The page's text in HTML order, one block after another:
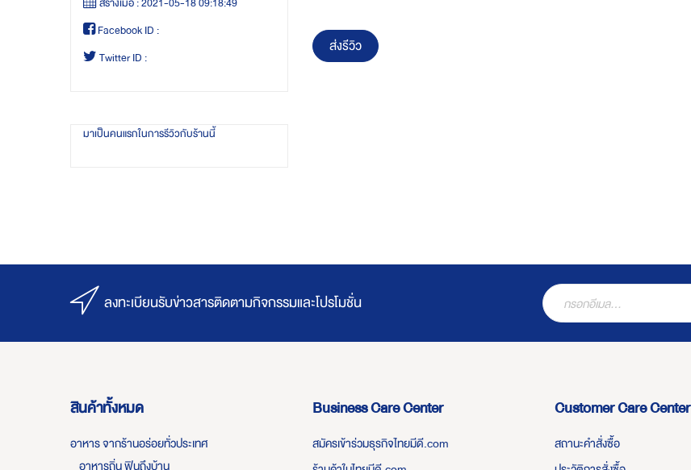
Facebook ID :
Twitter ID :
มาเป็นคนแรกในการรีวิวกับร้านนี้
ส่งรีวิว
ลงทะเบียนรับข่าวสารติดตามกิจกรรมและโปรโมชั่น
สินค้าทั้งหมด
อาหาร จากร้านอร่อยทั่วประเทศ
อาหารถิ่น ฟินถึงบ้าน
Business Care Center
สมัครเข้าร่วมธุรกิจไทยมีดี.com
Customer Care Center
สถานะคำสั่งซื้อ